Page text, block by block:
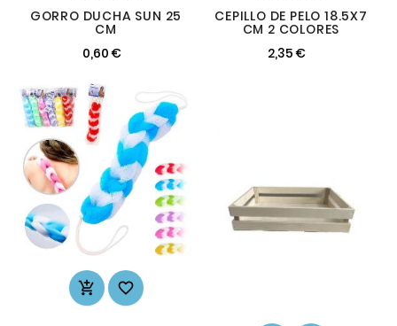
GORRO DUCHA SUN 25
CM
0,60 €
CEPILLO DE PELO 18.5X7
CM 2 COLORES
2,35 €
 